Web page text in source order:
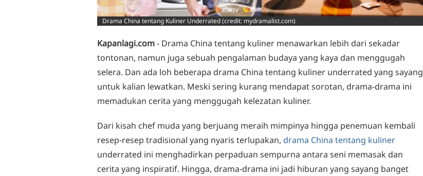
Drama China tentang Kuliner Underrated (credit: mydramalist.com)
Kapanlagi.com- Drama China tentang kuliner menawarkan lebih dari sekadar
tontonan, namun juga sebuah pengalaman budaya yang kaya dan menggugah
selera. Dan ada loh beberapa drama China tentang kuliner underrated yang sayang
untuk kalian lewatkan. Meski sering kurang mendapat sorotan, drama-drama ini
memadukan cerita yang menggugah kelezatan kuliner.
Dari kisah chef muda yang berjuang meraih mimpinya hingga penemuan kembali
resep-resep tradisional yang nyaris terlupakan, drama China tentang kuliner
underrated ini menghadirkan perpaduan sempurna antara seni memasak dan
cerita yang inspiratif. Hingga, drama-drama ini jadi hiburan yang sayang banget